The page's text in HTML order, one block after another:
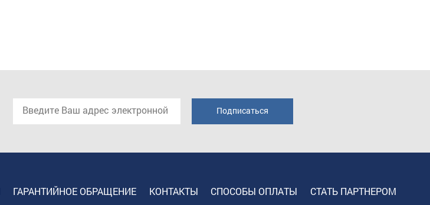
ГАРАНТИЙНОЕ ОБРАЩЕНИЕ КОНТАКТЫ СПОСОБЫ ОПЛАТЫ СТАТЬ ПАРТНЕРОМ